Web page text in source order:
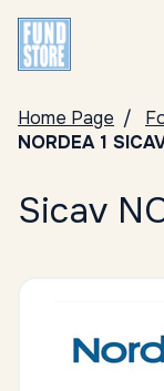
Home Page
NORDEA 1
Sicav